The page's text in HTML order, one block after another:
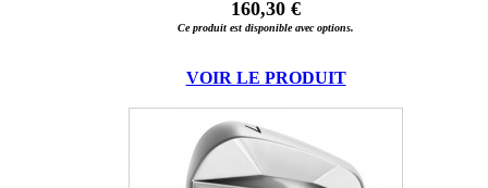
160,30 €
Ce produit est disponible avec options.
VOIR LE PRODUIT